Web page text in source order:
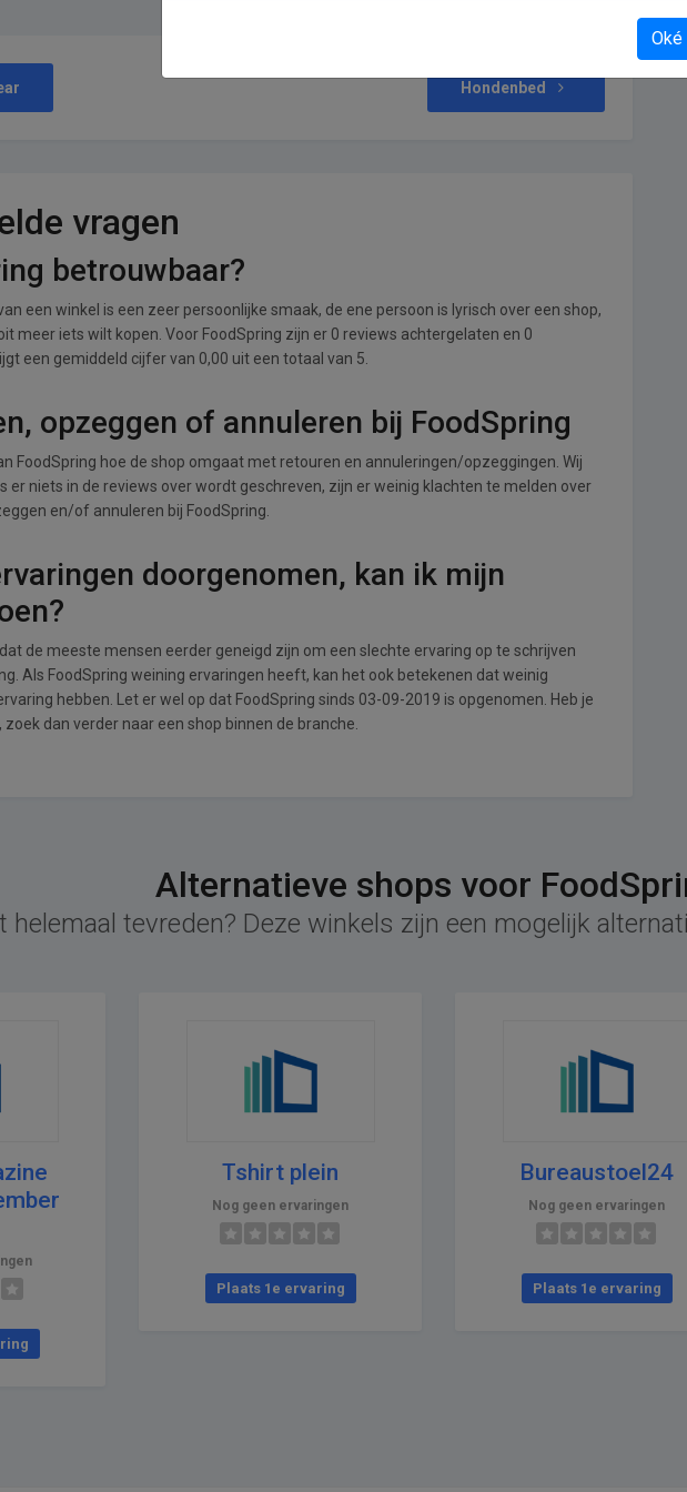
Hondenbed
vragen
betrouwbaar?
een winkel is een zeer persoonlijke smaak, de ene persoon is lyrisch over een shop,
meer iets wilt kopen. Voor FoodSpring zijn er 0 reviews achtergelaten en 0
een gemiddeld cijfer van 0,00 uit een totaal van 5.
opzeggen of annuleren bij FoodSpring
FoodSpring hoe de shop omgaat met retouren en annuleringen/opzeggingen. Wij
er niets in de reviews over wordt geschreven, zijn er weinig klachten te melden over
en/of annuleren bij FoodSpring.
doorgenomen, kan ik mijn
de meeste mensen eerder geneigd zijn om een slechte ervaring op te schrijven
Als FoodSpring weining ervaringen heeft, kan het ook betekenen dat weinig
hebben. Let er wel op dat FoodSpring sinds 03-09-2019 is opgenomen. Heb je
dan verder naar een shop binnen de branche.
Alternatieve shops voor
helemaal tevreden? Deze winkels zijn een mogelijk
Tshirt plein
Nog geen ervaringen
Plaats 1e ervaring
Bureaustoel24
Nog geen ervaringen
Plaats 1e ervaring
Oké